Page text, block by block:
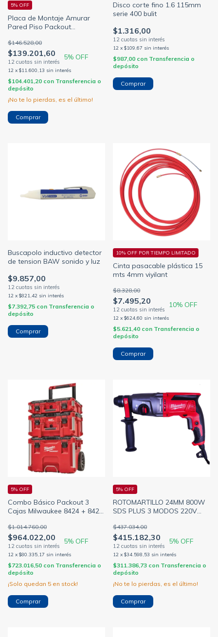
Placa de Montaje Amurar
Pared Piso Packout
$139.201,60
$146.528,00
5% OFF
12 x $11.600,13 sin interés
5% OFF
$104.401,20 con Transferencia o
depósito
¡No te lo pierdas, es el último!
Disco corte fino 1.6 115mm
serie 400 bulit
$1.316,00
12 x $109,67 sin interés
$987,00 con Transferencia o
depósito
Buscapolo inductivo detector
de tension BAW sonido y luz
$9.857,00
12 x $821,42 sin interés
$7.392,75 con Transferencia o
depósito
Cinta pasacable plástica 15
mts 4mm viyilant
$7.495,20
$8.328,00
10% OFF
12 x $624,60 sin interés
10% OFF POR TIEMPO LIMITADO
$5.621,40 con Transferencia o
depósito
Combo Básico Packout 3
Cajas Milwaukee 8424 + 8425
$964.022,00
$1.014.760,00
5% OFF
12 x $80.335,17 sin interés
5% OFF
$723.016,50 con Transferencia o
depósito
¡Solo quedan 5 en stock!
ROTOMARTILLO 24MM 800W
SDS PLUS 3 MODOS 220V
$415.182,30
$437.034,00
5% OFF
12 x $34.598,53 sin interés
5% OFF
$311.386,73 con Transferencia o
depósito
¡No te lo pierdas, es el último!